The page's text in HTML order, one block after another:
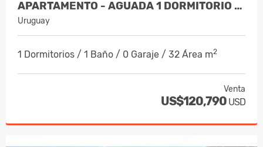
APARTAMENTO - AGUADA 1 DORMITORIO CON TERRAZA ENTREGA MARZO 23
Uruguay
1 Dormitorios / 1 Baño / 0 Garaje / 32 Área m2
Venta
US$120,790 USD